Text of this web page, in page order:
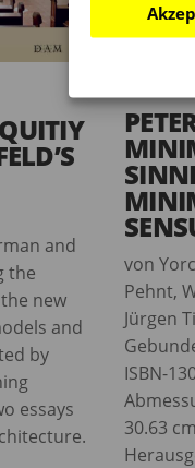
and
the
new
and
by
essays
von
Pehnt,
Jürgen
ISBN-
30.63 cm